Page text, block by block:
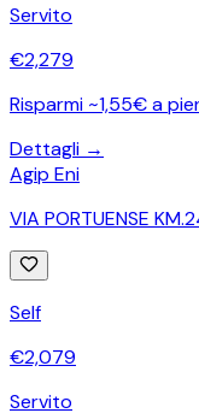
Servito
€2,279
Risparmi ~1,55€ a
Dettagli →
Agip Eni
VIA PORTUENSE
Self
€2,079
Servito